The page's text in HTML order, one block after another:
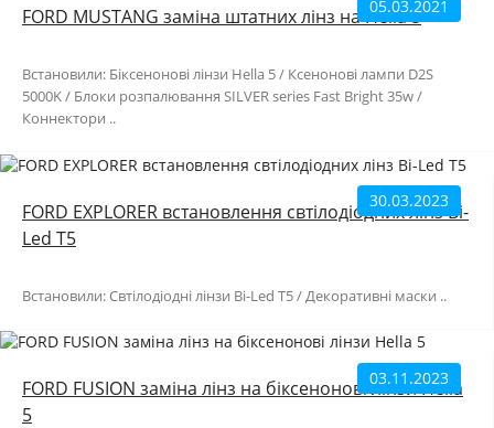
05.03.2021
FORD MUSTANG заміна штатних лінз на Hella 5
Встановили: Біксенонові лінзи Hella 5 / Ксенонові лампи D2S
5000K / Блоки розпалювання SILVER series Fast Bright 35w /
Коннектори ..
30.03.2023
FORD EXPLORER встановлення свтілодіодних лінз Bi-
Led T5
Встановили: Cвтілодіодні лінзи Bi-Led T5 / Декоративні маски ..
03.11.2023
FORD FUSION заміна лінз на біксенонові лінзи Hella
5